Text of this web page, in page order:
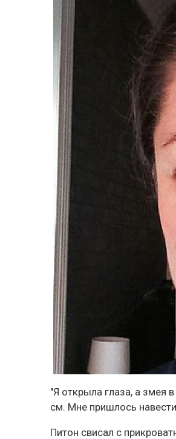
"Я открыла глаза, а змея
см. Мне пришлось
Питон свисал с